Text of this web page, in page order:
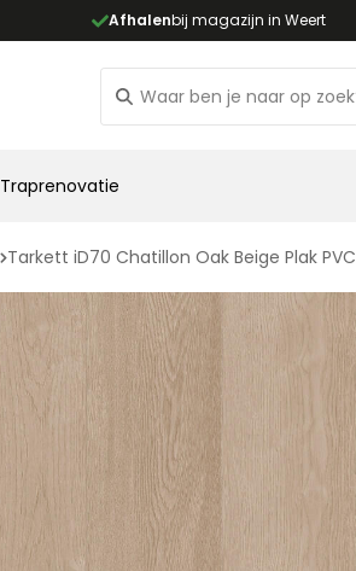
Afhalenbij magazijn in Weert
Traprenovatie
Tarkett iD70 Chatillon Oak Beige Plak PVC